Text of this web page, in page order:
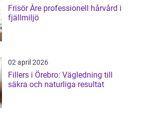
Frisör Åre professionell hårvård i
fjällmiljö
02 april 2026
Fillers i Örebro: Vägledning till
säkra och naturliga resultat